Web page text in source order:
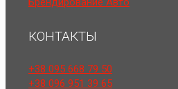
КОНТАКТЫ
+38 095 668 79 50
+38 096 951 39 65